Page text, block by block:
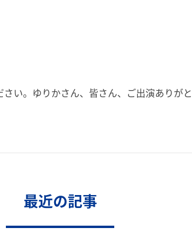
い。ゆりかさん、皆さん、ご出演ありが
最近の記事